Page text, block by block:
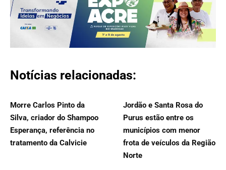
Notícias relacionadas:
Morre Carlos Pinto da
Silva, criador do Shampoo
Esperança, referência no
tratamento da Calvicie
Jordão e Santa Rosa do
Purus estão entre os
municípios com menor
frota de veículos da Região
Norte